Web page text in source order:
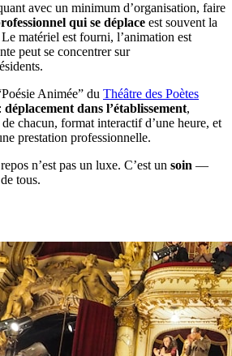
avec un minimum d’organisation, faire
qui se déplace est souvent la
matériel est fourni, l’animation est
peut se concentrer sur
Animée” du Théâtre des Poètes
déplacement dans l’établissement,
chacun, format interactif d’une heure, et
prestation professionnelle.
n’est pas un luxe. C’est un soin —
tous.